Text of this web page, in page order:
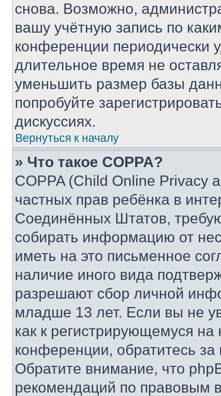
снова. Возможно,
вашу учётную запись по
конференции периодически
длительное время не
уменьшить размер базы
попробуйте
дискуссиях.
Вернуться к началу
» Что такое COPPA?
COPPA (Child Online Privacy
частных прав ребёнка в
Соединённых Штатов,
собирать информацию от
иметь на это письменное
наличие иного вида
разрешают сбор личной
младше 13 лет. Если вы не
как к регистрирующемуся
конференции, обратитесь
Обратите внимание, что
рекомендаций по правовым